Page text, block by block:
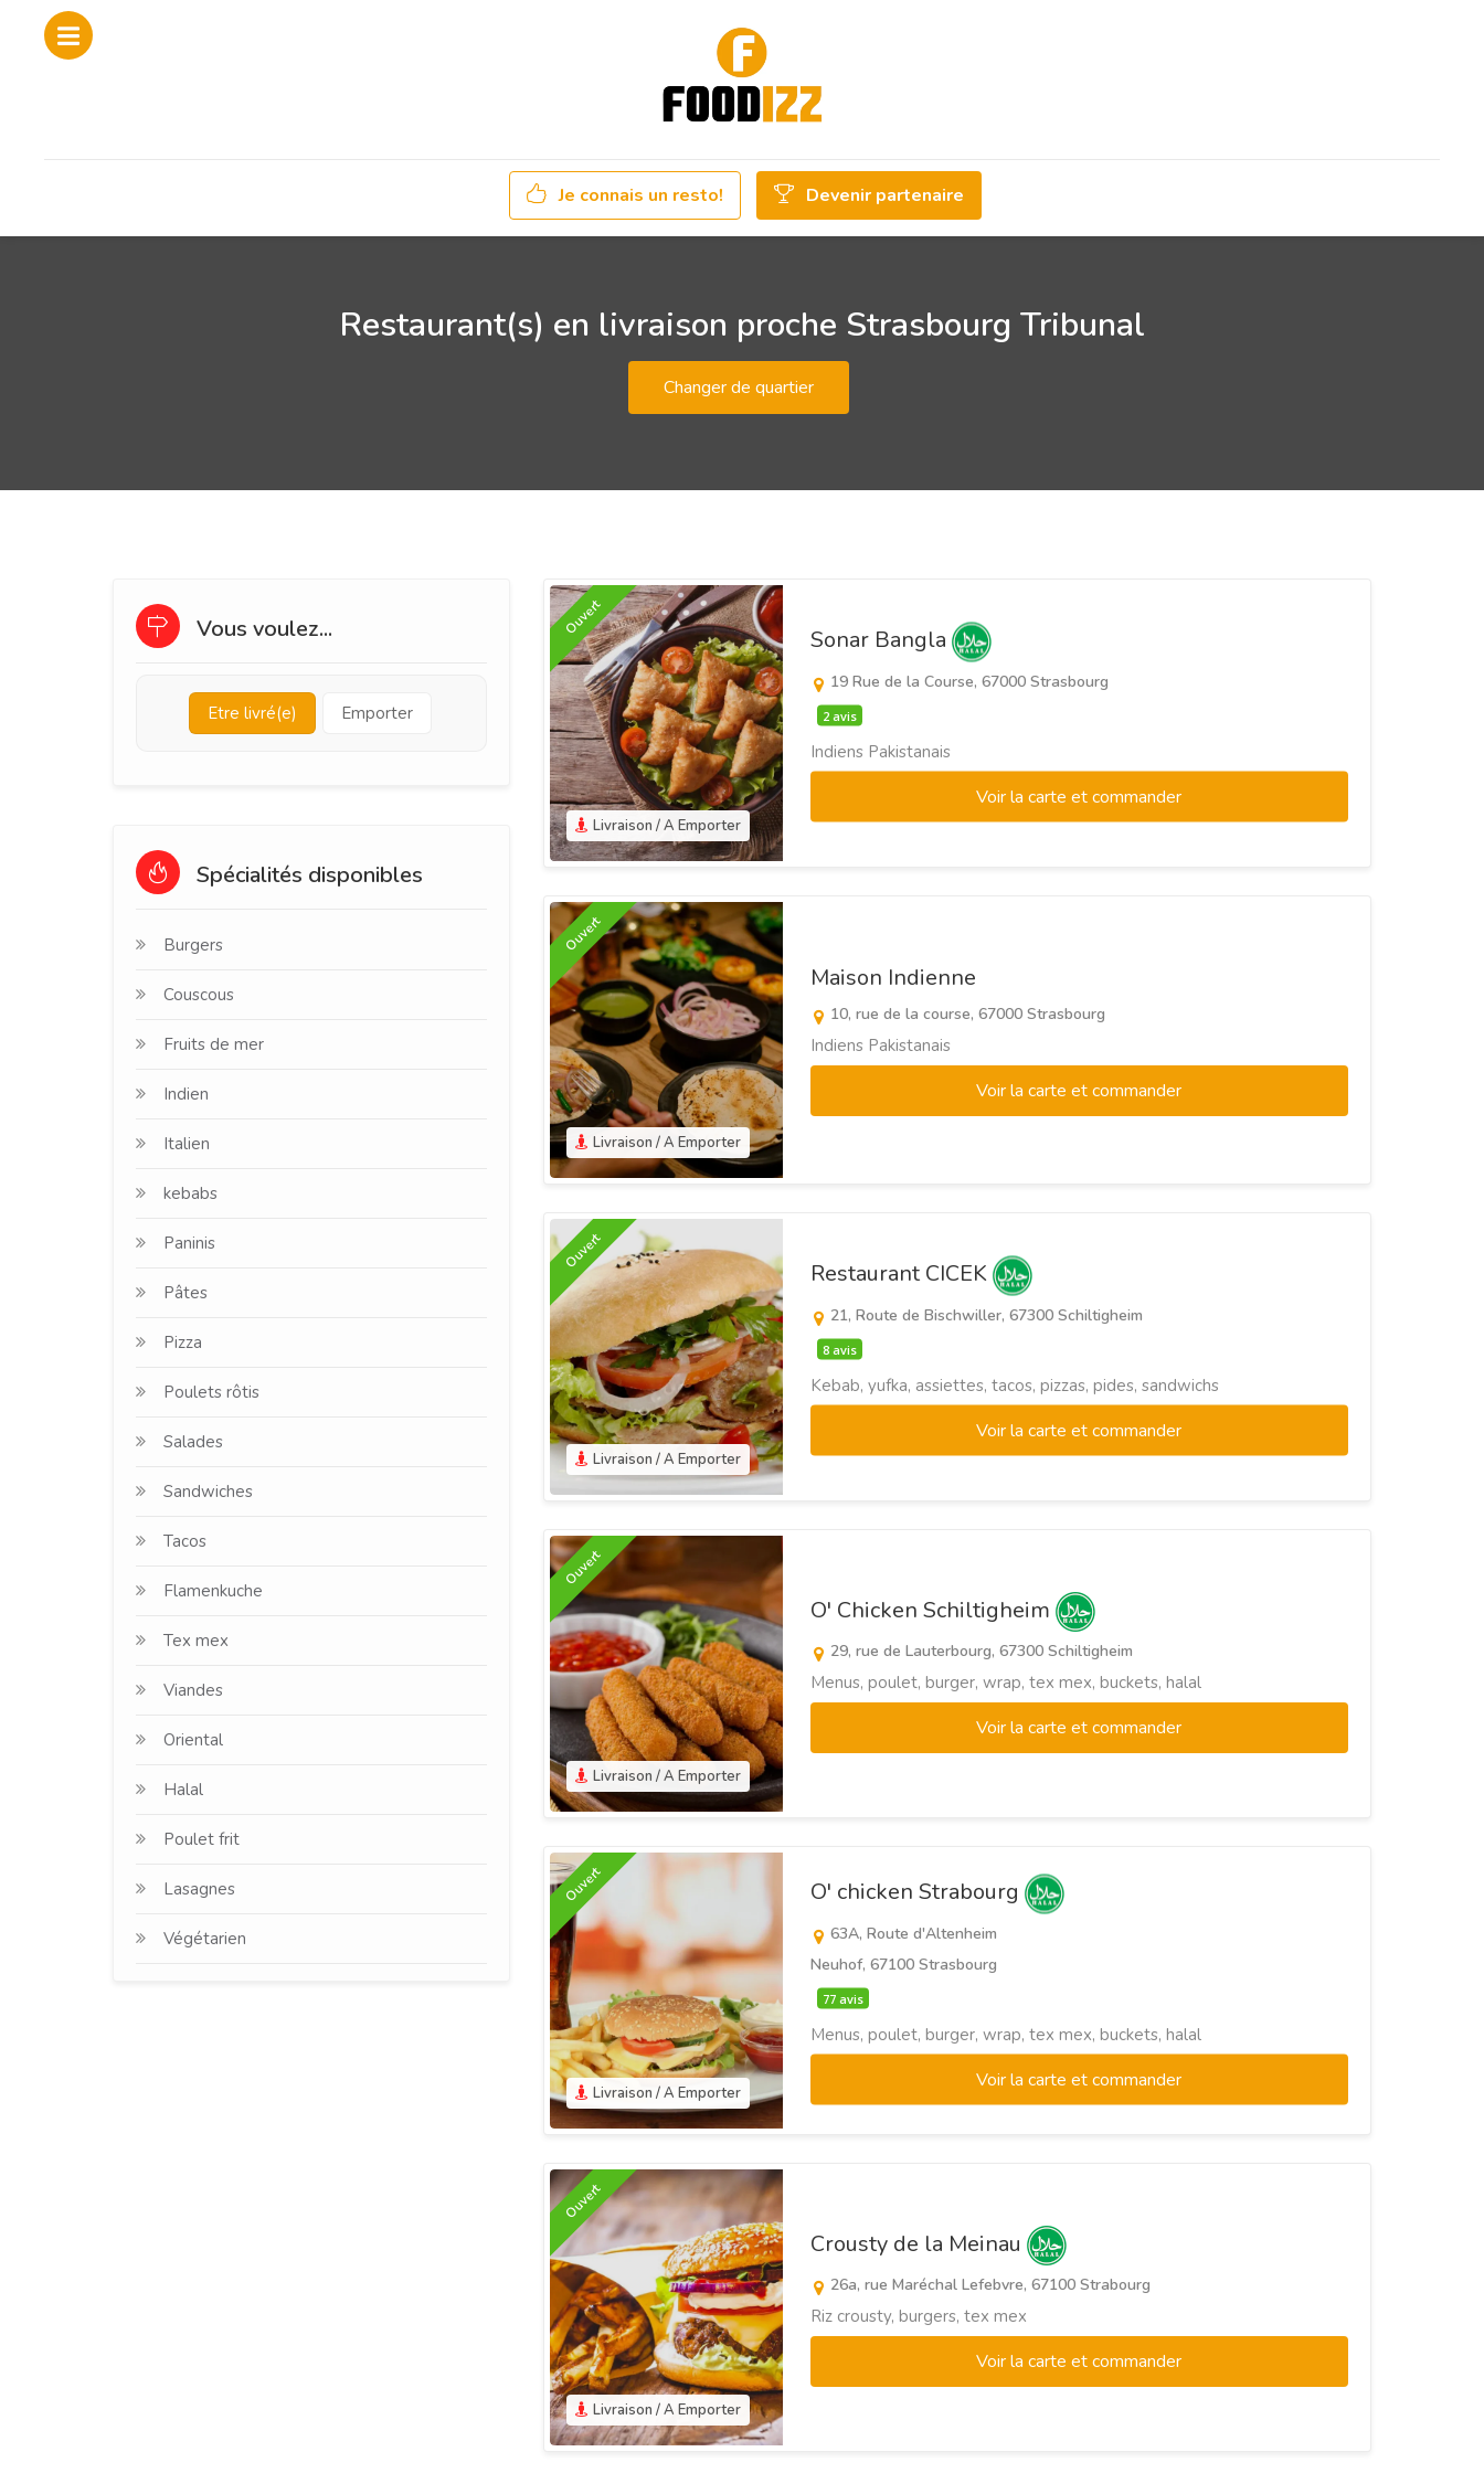
Je connais un resto! Devenir partenaire
Restaurant(s) en livraison proche Strasbourg Tribunal
Changer de quartier
Vous voulez...
Etre livré(e) Emporter
Spécialités disponibles
Burgers
Couscous
Fruits de mer
Indien
Italien
kebabs
Paninis
Pâtes
Pizza
Poulets rôtis
Salades
Sandwiches
Tacos
Flamenkuche
Tex mex
Viandes
Oriental
Halal
Poulet frit
Lasagnes
Végétarien
Livraison / A Emporter
Ouvert
Sonar Bangla
19 Rue de la Course, 67000 Strasbourg
2 avis
Indiens Pakistanais
Voir la carte et commander
Livraison / A Emporter
Ouvert
Maison Indienne
10, rue de la course, 67000 Strasbourg
Indiens Pakistanais
Voir la carte et commander
Livraison / A Emporter
Ouvert
Restaurant CICEK
21, Route de Bischwiller, 67300 Schiltigheim
8 avis
Kebab, yufka, assiettes, tacos, pizzas, pides, sandwichs
Voir la carte et commander
Livraison / A Emporter
Ouvert
O' Chicken Schiltigheim
29, rue de Lauterbourg, 67300 Schiltigheim
Menus, poulet, burger, wrap, tex mex, buckets, halal
Voir la carte et commander
Livraison / A Emporter
Ouvert O' chicken Strabourg
63A, Route d'Altenheim
Neuhof, 67100 Strasbourg
77 avis
Menus, poulet, burger, wrap, tex mex, buckets, halal
Voir la carte et commander
Livraison / A Emporter
Ouvert
Crousty de la Meinau
26a, rue Maréchal Lefebvre, 67100 Strabourg
Riz crousty, burgers, tex mex
Voir la carte et commander